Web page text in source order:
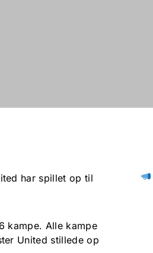
har spillet op til
kampe. Alle kampe
United stillede op